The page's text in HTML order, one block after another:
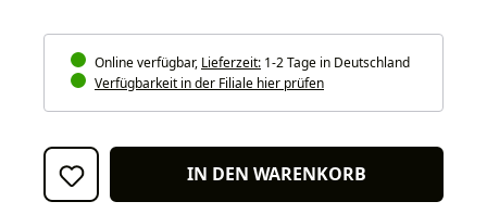
Online verfügbar, Lieferzeit: 1-2 Tage in Deutschland
Verfügbarkeit in der Filiale hier prüfen
IN DEN WARENKORB